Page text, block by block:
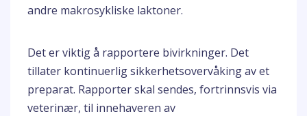
andre makrosykliske laktoner.
Det er viktig å rapportere bivirkninger. Det
tillater kontinuerlig sikkerhetsovervåking av et
preparat. Rapporter skal sendes, fortrinnsvis via
veterinær, til innehaveren av